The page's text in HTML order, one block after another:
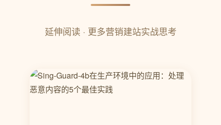
延伸阅读 · 更多营销建站实战思考